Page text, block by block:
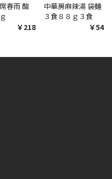
春雨 酸
￥218
中華房麻辣湯 袋麺
３食８８ｇ３食
￥548
承ください。
す
に発送いたします。「お取り